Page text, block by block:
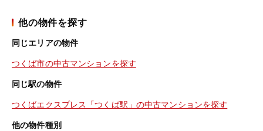
他の物件を探す
同じエリアの物件
つくば市の中古マンションを探す
同じ駅の物件
つくばエクスプレス「つくば駅」の中古マンションを探す
他の物件種別